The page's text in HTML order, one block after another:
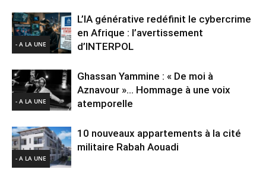
- A LA UNE
L’IA générative redéfinit le cybercrime
en Afrique : l’avertissement
d’INTERPOL
- A LA UNE
Ghassan Yammine : « De moi à
Aznavour »… Hommage à une voix
atemporelle
- A LA UNE
10 nouveaux appartements à la cité
militaire Rabah Aouadi